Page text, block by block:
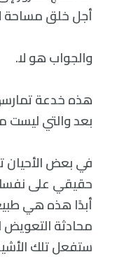
أجل خلق مساحة
والجواب هو لا.
هذه خدعة
بعد والتي ليست
في بعض الأحيان
حقيقي على نفسك
أبدًا هذه هي
محادثة التعويض
ستفعل تلك